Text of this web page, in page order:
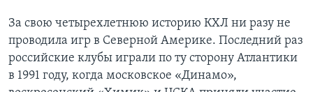
За свою четырехлетнюю историю КХЛ ни разу не
проводила игр в Северной Америке. Последний раз
российские клубы играли по ту сторону Атлантики
в 1991 году, когда московское «Динамо»,